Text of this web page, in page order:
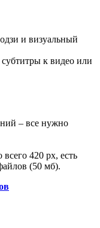
и визуальный
к видео или
– все нужно
420 рх, есть
(50 мб).